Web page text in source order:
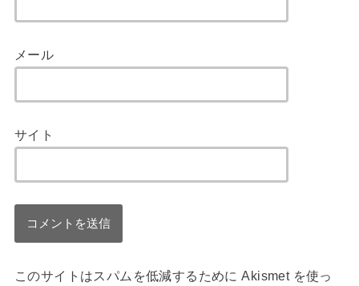
メール
サイト
このサイトはスパムを低減するために Akismet を使っ